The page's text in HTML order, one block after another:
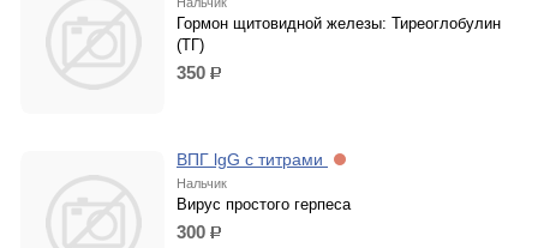
Гормон щитовидной железы: Тиреоглобулин
(ТГ)
350 р.
ВПГ lgG с титрами
Нальчик
Вирус простого герпеса
300 р.